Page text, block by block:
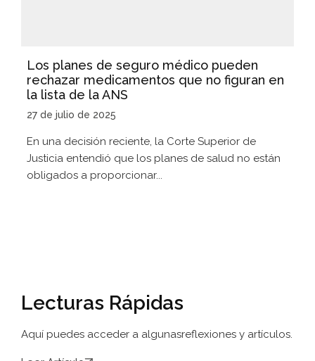
Los planes de seguro médico pueden
rechazar medicamentos que no figuran en
la lista de la ANS
27 de julio de 2025
En una decisión reciente, la Corte Superior de
Justicia entendió que los planes de salud no están
obligados a proporcionar...
Lecturas Rápidas
Aquí puedes acceder a algunasreflexiones y artículos.